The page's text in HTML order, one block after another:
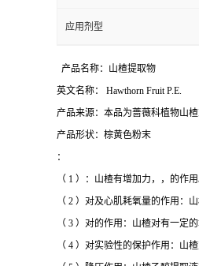
应用剂型
产品名称：山楂提取物
英文名称： Hawthorn Fruit P.E.
产品来源：本品为蔷薇科植物山
产品形状：棕黄色粉末
：
（ 1 ）：山楂有增加力，，的作用
（ 2 ）对及心肌耗氧量的作用：
（ 3 ）对的作用：山楂对有一定
（ 4 ）对实验性的保护作用：山